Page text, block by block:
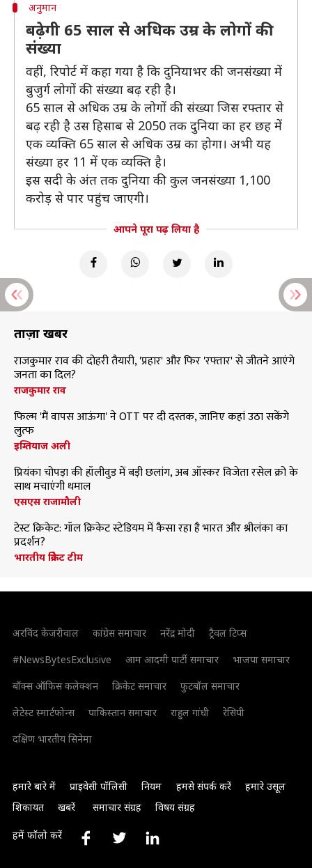
अनुमान
बढ़ेगी 65 साल से अधिक उम्र के लोगों की
संख्या
वहीं, रिपोर्ट में कहा गया है कि दुनियाभर की जनसंख्या में
बुजुर्ग लोगों की संख्या बढ़ रही है।
65 साल से अधिक उम्र के लोगों की संख्या जिस रफ्तार से
बढ़ रही है उस हिसाब से 2050 तक दुनिया का हर छह में
एक व्यक्ति 65 साल से अधिक उम्र का होगा। अभी यह
संख्या हर 11 में एक व्यक्ति है।
इस सदी के अंत तक दुनिया की कुल जनसंख्या 1,100
करोड़ से पार पहुंच जाएगी।
आपने पूरा पढ़ लिया है
ताज़ा खबरें
राजकुमार राव की दोहरी तैयारी, 'प्रहार' और फिर 'रफ्तार' से जीतने आएंगे
जनता का दिल?
राजकुमार राव
फिल्म 'मैं वापस आऊंगा' ने OTT पर दी दस्तक, जानिए कहां उठा सकेंगे
लुत्फ
इम्तियाज अली
प्रियंका चोपड़ा की हॉलीवुड में बड़ी छलांग, अब ऑस्कर विजेता रसेल क्रो के
साथ मचाएंगी धमाल
एसएस राजामौली
टेस्ट क्रिकेट: गॉल क्रिकेट स्टेडियम में कैसा रहा है भारत और श्रीलंका का
प्रदर्शन?
भारतीय क्रिकेट टीम
अरविंद केजरीवाल कांग्रेस समाचार नरेंद्र मोदी
ट्रैवल टिप्स
#NewsBytesExclusive
आम आदमी पार्टी समाचार
भाजपा समाचार
बॉक्स ऑफिस कलेक्शन
क्रिकेट समाचार
फुटबॉल समाचार
लेटेस्ट स्मार्टफोन्स
पाकिस्तान समाचार राहुल गांधी
रेसिपी
दक्षिण भारतीय सिनेमा
हमारे बारे में प्राइवेसी पॉलिसी नियम हमसे संपर्क करें
हमारे उसूल
शिकायत
खबरें समाचार संग्रह विषय संग्रह
हमें फॉलो करें